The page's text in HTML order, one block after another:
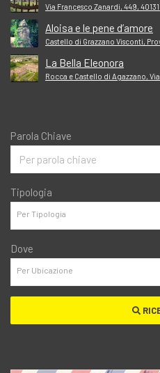
Via Francesco Zanardi, 449,
Aloisa e le pene d’amore
Castello di Grazzano Visconti,
La Bella Eleonora
Rocca e Castello di Agazzano,
Parola Chiave
Tipologia
Dove